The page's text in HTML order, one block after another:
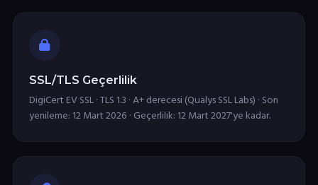
SSL/TLS Geçerlilik
DigiCert EV SSL · TLS 1.3 · A+ derecesi (Qualys SSL Labs) · Son
yenileme: 12 Mart 2026 · Geçerlilik: 12 Mart 2027'ye kadar.